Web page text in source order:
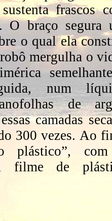
frascos
O braço segura
o qual ela
mergulha o
num
de
camadas
300 vezes. Ao
plástico”,
filme de